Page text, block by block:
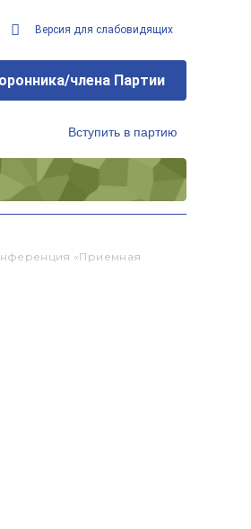
Версия для слабовидящих
члена Партии
Вступить в партию
«Приемная